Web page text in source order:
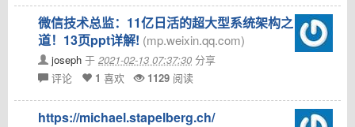
微信技术总监：11亿日活的超大型系统架构之
道！13页ppt详解! (mp.weixin.qq.com)
joseph 于 2021-02-13 07:37:30 分享
评论
1 喜欢 1129 阅读
https://michael.stapelberg.ch/